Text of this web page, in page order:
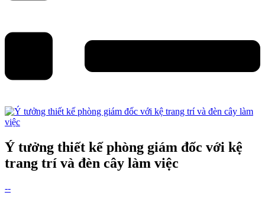
Ý tưởng thiết kế phòng giám đốc với kệ
trang trí và đèn cây làm việc
--